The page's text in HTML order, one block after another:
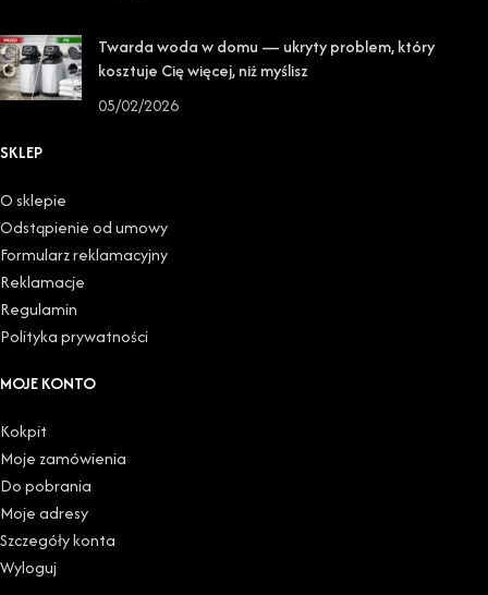
Twarda woda w domu — ukryty problem, który
kosztuje Cię więcej, niż myślisz
05/02/2026
SKLEP
O sklepie
Odstąpienie od umowy
Formularz reklamacyjny
Reklamacje
Regulamin
Polityka prywatności
MOJE KONTO
Kokpit
Moje zamówienia
Do pobrania
Moje adresy
Szczegóły konta
Wyloguj